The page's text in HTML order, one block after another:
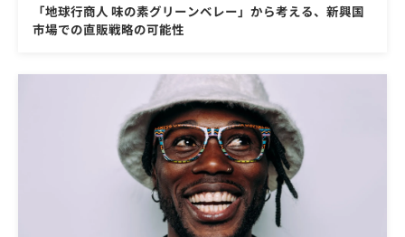
「地球行商人 味の素グリーンベレー」から考える、新興国
市場での直販戦略の可能性